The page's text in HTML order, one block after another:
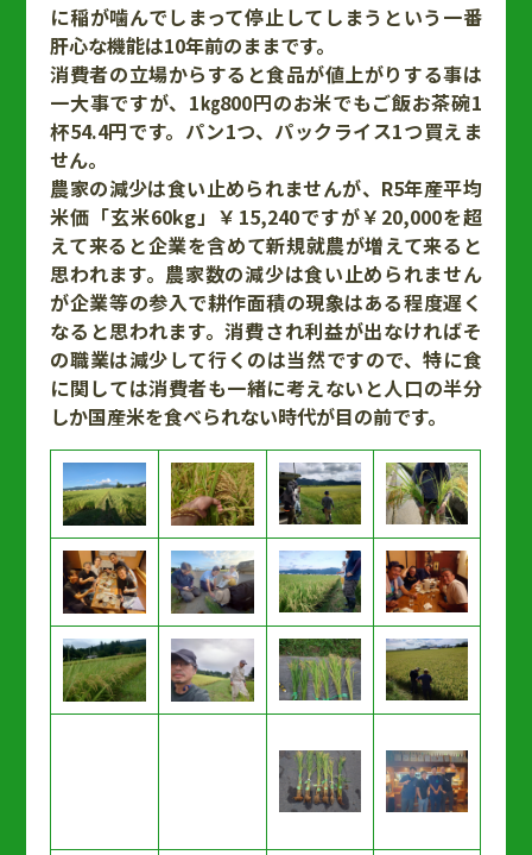
に稲が噛んでしまって停止してしまうという一番
肝心な機能は10年前のままです。
消費者の立場からすると食品が値上がりする事は
一大事ですが、1㎏800円のお米でもご飯お茶碗1
杯54.4円です。パン1つ、パックライス1つ買えま
せん。
農家の減少は食い止められませんが、R5年産平均
米価「玄米60kg」￥15,240ですが￥20,000を超
えて来ると企業を含めて新規就農が増えて来ると
思われます。農家数の減少は食い止められません
が企業等の参入で耕作面積の現象はある程度遅く
なると思われます。消費され利益が出なければそ
の職業は減少して行くのは当然ですので、特に食
に関しては消費者も一緒に考えないと人口の半分
しか国産米を食べられない時代が目の前です。